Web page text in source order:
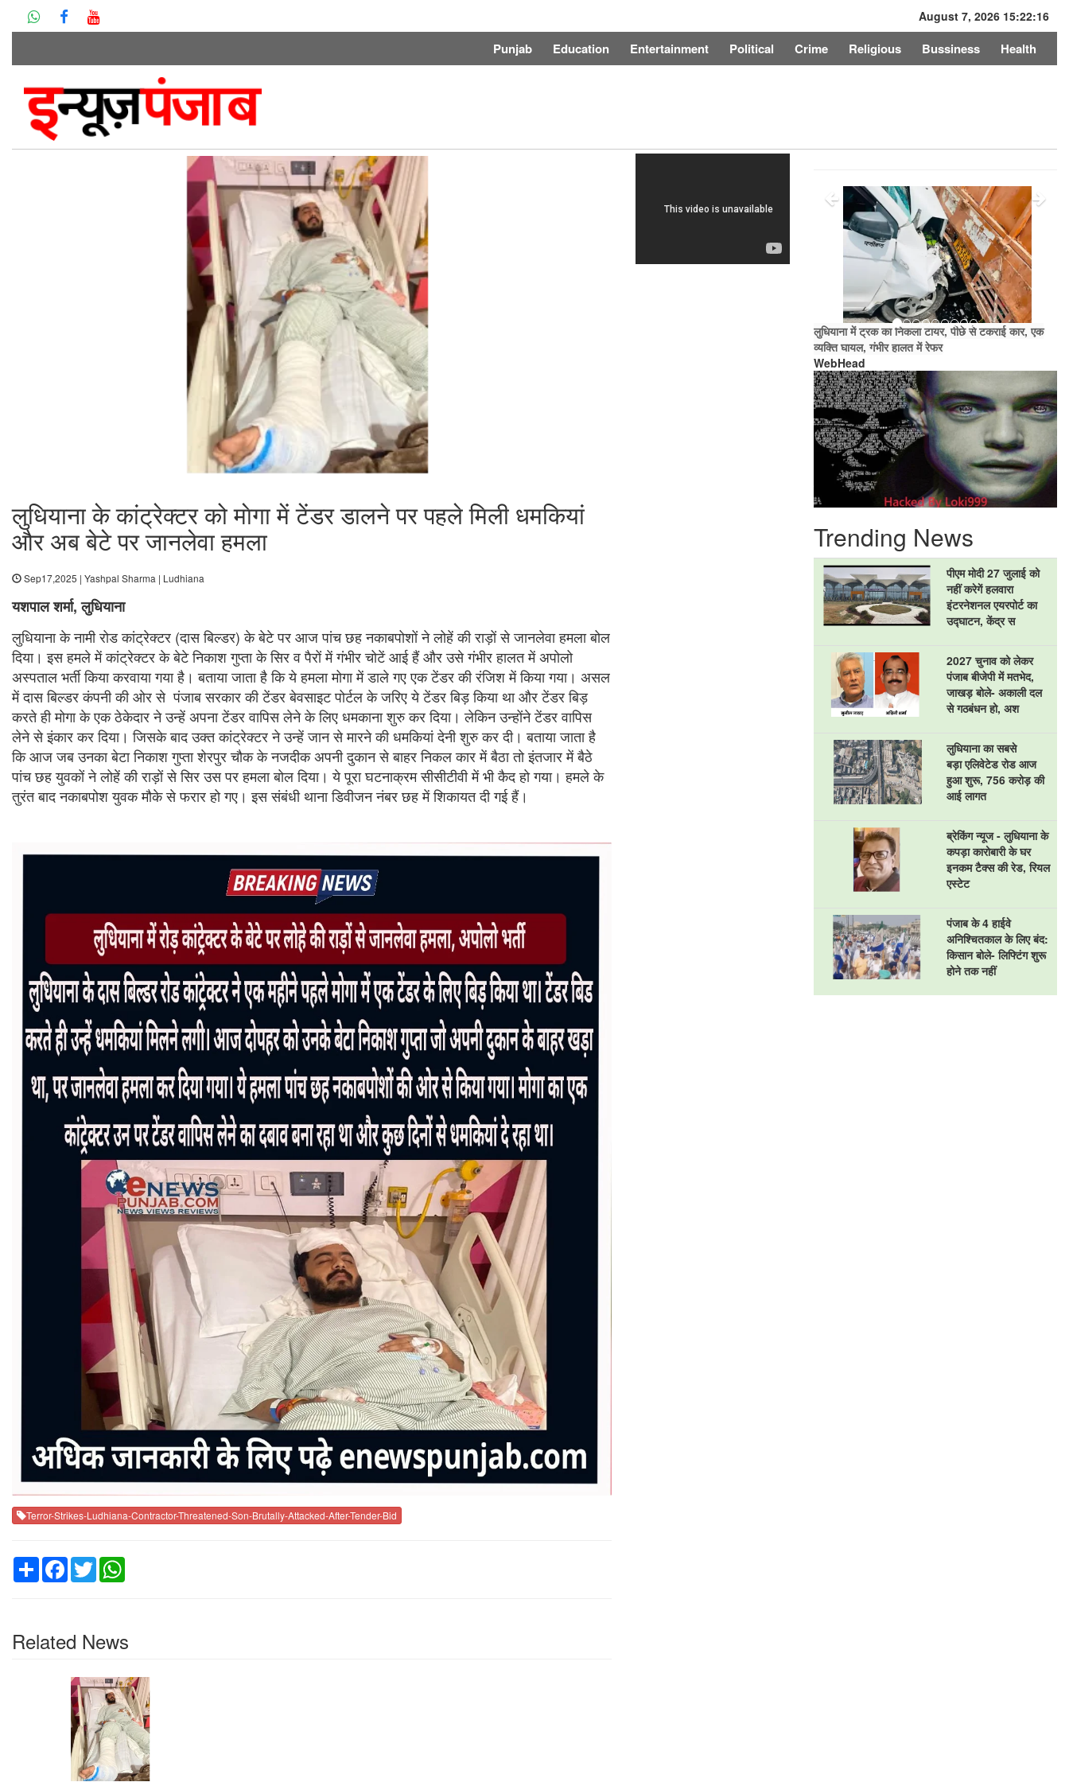
August 7, 2026 15:22:16
Punjab Education Entertainment Political Crime Religious Bussiness Health
लुधियाना के कांट्रेक्टर को माेगा में टेंडर डालने पर पहले मिली धमकियां
और अब बेटे पर जानलेवा हमला
Sep17,2025 | Yashpal Sharma | Ludhiana
यशपाल शर्मा, लुधियाना
लुधियाना के नामी रोड कांट्रेक्टर (दास बिल्डर) के बेटे पर आज पांच छह नकाबपोशों ने लोहें की राड़ों से जानलेवा हमला बोल
दिया। इस हमले में कांट्रेक्टर के बेटे निकाश गुप्ता के सिर व पैरों में गंभीर चोटें आई हैं और उसे गंभीर हालत में अपोलो
अस्पताल भर्ती किया करवाया गया है। बताया जाता है कि ये हमला मोगा में डाले गए एक टेंडर की रंजिश में किया गया। असल
में दास बिल्डर कंपनी की ओर से पंजाब सरकार की टेंडर बेवसाइट पोर्टल के जरिए ये टेंडर बिड़ किया था और टेंडर बिड़
करते ही मोगा के एक ठेकेदार ने उन्हें अपना टेंडर वापिस लेने के लिए धमकाना शुरु कर दिया। लेकिन उन्होंने टेंडर वापिस
लेने से इंकार कर दिया। जिसके बाद उक्त कांट्रेक्टर ने उन्हें जान से मारने की धमकियां देनी शुरु कर दी। बताया जाता है
कि आज जब उनका बेटा निकाश गुप्ता शेरपुर चौक के नजदीक अपनी दुकान से बाहर निकल कार में बैठा तो इंतजार में बैठे
पांच छह युवकों ने लोहें की राड़ों से सिर उस पर हमला बोल दिया। ये पूरा घटनाक्रम सीसीटीवी में भी कैद हो गया। हमले के
तुरंत बाद नकाबपोश युवक मौके से फरार हो गए। इस संबंधी थाना डिवीजन नंबर छह में शिकायत दी गई हैं।
Terror-Strikes-Ludhiana-Contractor-Threatened-Son-Brutally-Attacked-After-Tender-Bid
Share Facebook
Twitter
Related News
लुधियाना में ट्रक का निकला टायर, पीछे से टकराई कार, एक
व्यक्ति घायल, गंभीर हालत में रेफर
WebHead
Trending News
पीएम मोदी 27 जुलाई को
नहीं करेगें हलवारा
इंटरनेशनल एयरपोर्ट का
उद्घाटन, केंद्र स
2027 चुनाव को लेकर
पंजाब बीजेपी में मतभेद,
जाखड़ बोले- अकाली दल
से गठबंधन हो, अश
लुधियाना का सबसे
बड़ा एलिवेटेड रोड आज
हुआ शुरू, 756 करोड़ की
आई लागत
ब्रेकिंग न्यूज - लुधियाना के
कपड़ा कारोबारी के घर
इनकम टैक्स की रेड, रियल
एस्टेट
पंजाब के 4 हाईवे
अनिश्चितकाल के लिए बंद:
किसान बोले- लिफ्टिंग शुरू
होने तक नहीं